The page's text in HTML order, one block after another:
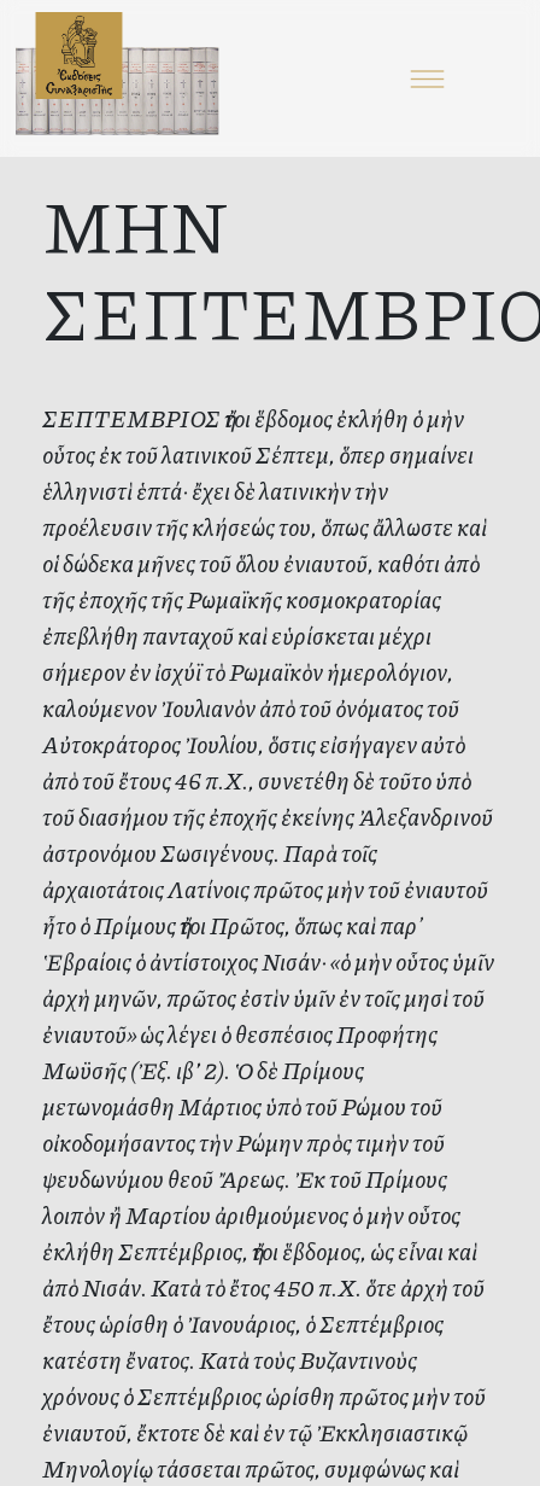
ΜΗΝ
ΣΕΠΤΕΜΒΡΙΟΣ ἤτοι ἕβδομος ἐκλήθη ὁ μὴν
οὗτος ἐκ τοῦ λατινικοῦ Σέπτεμ, ὅπερ σημαίνει
ἑλληνιστὶ ἑπτά· ἔχει δὲ λατινικὴν τὴν
προέλευσιν τῆς κλήσεώς του, ὅπως ἄλλωστε καὶ
οἱ δώδεκα μῆνες τοῦ ὅλου ἐνιαυτοῦ, καθότι ἀπὸ
τῆς ἐποχῆς τῆς Ρωμαϊκῆς κοσμοκρατορίας
ἐπεβλήθη πανταχοῦ καὶ εὑρίσκεται μέχρι
σήμερον ἐν ἰσχύϊ τὸ Ρωμαϊκὸν ἡμερολόγιον,
καλούμενον Ἰουλιανὸν ἀπὸ τοῦ ὀνόματος τοῦ
Αὐτοκράτορος Ἰουλίου, ὅστις εἰσήγαγεν αὐτὸ
ἀπὸ τοῦ ἔτους 46 π.Χ., συνετέθη δὲ τοῦτο ὑπὸ
τοῦ διασήμου τῆς ἐποχῆς ἐκείνης Ἀλεξανδρινοῦ
ἀστρονόμου Σωσιγένους. Παρὰ τοῖς
ἀρχαιοτάτοις Λατίνοις πρῶτος μὴν τοῦ ἐνιαυτοῦ
ἦτο ὁ Πρίμους ἤτοι Πρῶτος, ὅπως καὶ παρ᾽
Ἑβραίοις ὁ ἀντίστοιχος Νισάν·«ὁ μὴν οὗτος ὑμῖν
ἀρχὴ μηνῶν, πρῶτος ἐστὶν ὑμῖν ἐν τοῖς μησὶ τοῦ
ἐνιαυτοῦ» ὡς λέγει ὁ θεσπέσιος Προφήτης
Μωϋσῆς (Ἐξ. ιβ’ 2). Ὁ δὲ Πρίμους
μετωνομάσθη Μάρτιος ὑπὸ τοῦ Ρώμου τοῦ
οἰκοδομήσαντος τὴν Ρώμην πρὸς τιμὴν τοῦ
ψευδωνύμου θεοῦ Ἄρεως. Ἐκ τοῦ Πρίμους
λοιπὸν ἢ Μαρτίου ἀριθμούμενος ὁ μὴν οὗτος
ἐκλήθη Σεπτέμβριος, ἤτοι ἕβδομος, ὡς εἶναι καὶ
ἀπὸ Νισάν. Κατὰ τὸ ἔτος 450 π.Χ. ὅτε ἀρχὴ τοῦ
ἔτους ὡρίσθη ὁ Ἰανουάριος, ὁ Σεπτέμβριος
κατέστη ἔνατος. Κατὰ τοὺς Βυζαντινοὺς
χρόνους ὁ Σεπτέμβριος ὡρίσθη πρῶτος μὴν τοῦ
ἐνιαυτοῦ, ἔκτοτε δὲ καὶ ἐν τῷ Ἐκκλησιαστικῷ
Μηνολογίῳ τάσσεται πρῶτος, συμφώνως καὶ